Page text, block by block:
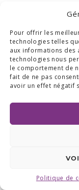
Pour offrir les
technologies telles
aux informations des
technologies nous
le comportement de
fait de ne pas
avoir un effet négatif
Politique de